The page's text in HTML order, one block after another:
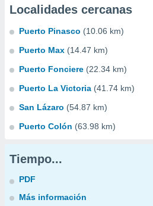
Localidades cercanas
Puerto Pinasco (10.06 km)
Puerto Max (14.47 km)
Puerto Fonciere (22.34 km)
Puerto La Victoria (41.74 km)
San Lázaro (54.87 km)
Puerto Colón (63.98 km)
Tiempo...
PDF
Más información